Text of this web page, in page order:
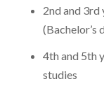
2nd and 3rd
(Bachelor’s
4th and 5th
studies